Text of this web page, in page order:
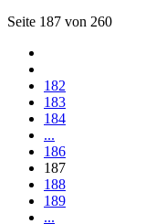
Seite 187 von 260
182
183
184
...
186
187
188
189
...